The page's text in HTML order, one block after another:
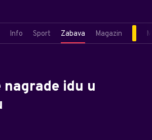
Info Sport Zabava Magazin
nagrade idu u